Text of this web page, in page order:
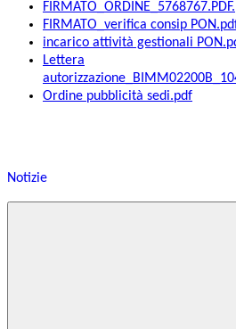
FIRMATO_verifica consip
incarico attività gestionali
Lettera
Ordine pubblicità sedi.pdf
Notizie